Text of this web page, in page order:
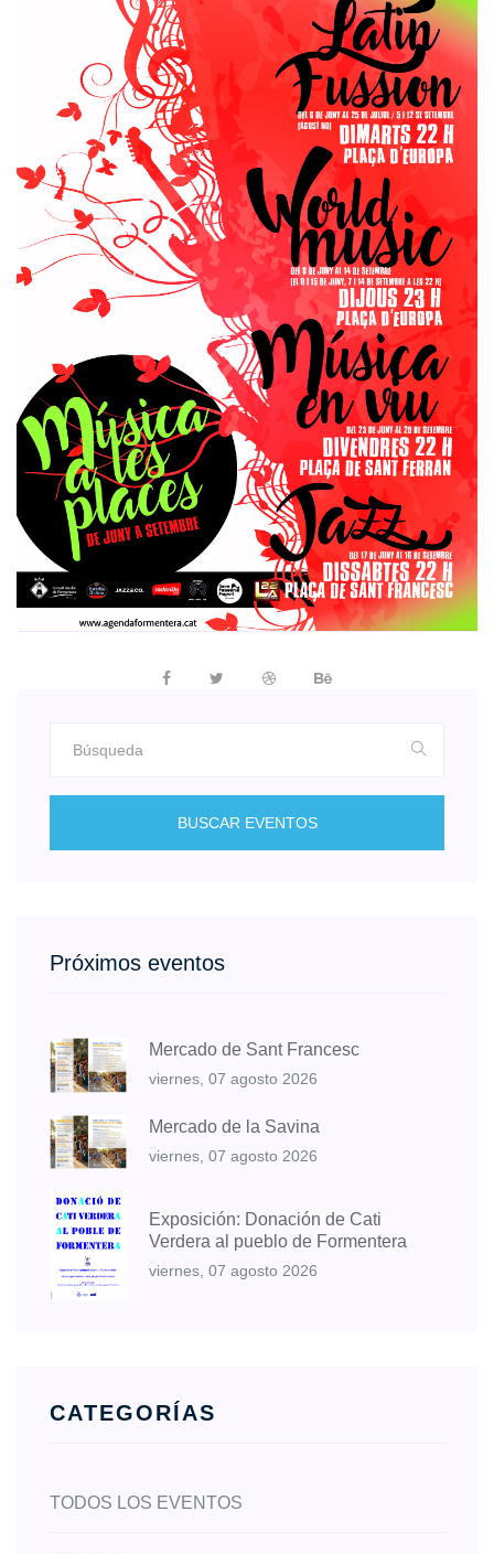
BUSCAR EVENTOS
Próximos eventos
Mercado de Sant Francesc
viernes, 07 agosto 2026
Mercado de la Savina
viernes, 07 agosto 2026
Exposición: Donación de Cati
Verdera al pueblo de Formentera
viernes, 07 agosto 2026
CATEGORÍAS
TODOS LOS EVENTOS